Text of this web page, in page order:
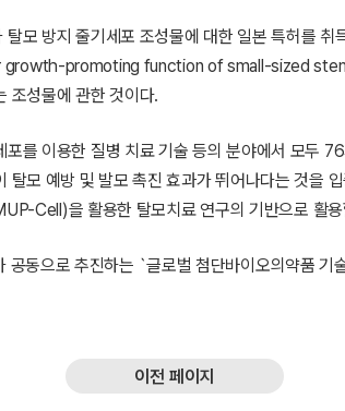
모 방지 줄기세포 조성물에 대한 일본 특허를
growth-promoting function of small-sized
조성물에 관한 것이다.
를 이용한 질병 치료 기술 등의 분야에서 모두
모 예방 및 발모 촉진 효과가 뛰어나다는 것을
Cell)을 활용한 탈모치료 연구의 기반으로 활
공동으로 추진하는 `글로벌 첨단바이오의약품
이전 페이지